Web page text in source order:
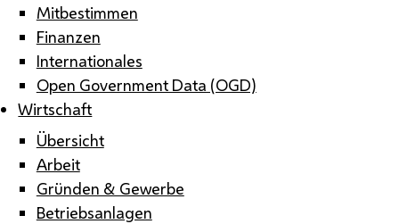
Mitbestimmen
Finanzen
Internationales
Open Government Data (OGD)
Wirtschaft
Übersicht
Arbeit
Gründen & Gewerbe
Betriebsanlagen